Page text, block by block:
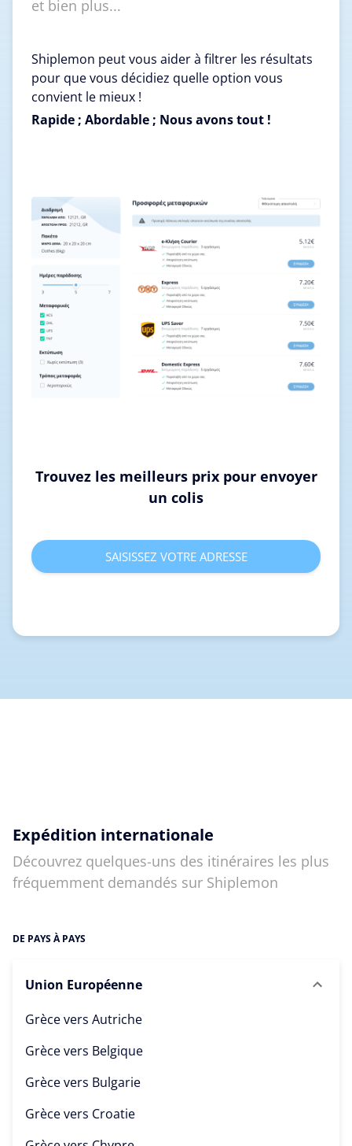
et bien plus...
Shiplemon peut vous aider à filtrer les résultats
pour que vous décidiez quelle option vous
convient le mieux !
Rapide ; Abordable ; Nous avons tout !
Trouvez les meilleurs prix pour envoyer
un colis
SAISISSEZ VOTRE ADRESSE
Expédition internationale
Découvrez quelques-uns des itinéraires les plus
fréquemment demandés sur Shiplemon
DE PAYS À PAYS
Union Européenne
Grèce vers Autriche
Grèce vers Belgique
Grèce vers Bulgarie
Grèce vers Croatie